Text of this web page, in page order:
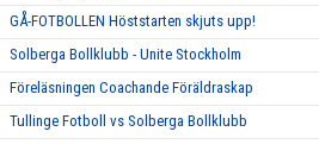
GÅ-FOTBOLLEN Höststarten skjuts upp!
Solberga Bollklubb - Unite Stockholm
Föreläsningen Coachande Föräldraskap
Tullinge Fotboll vs Solberga Bollklubb